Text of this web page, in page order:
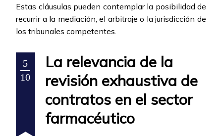
Estas cláusulas pueden contemplar la posibilidad de
recurrir a la mediación, el arbitraje o la jurisdicción de
los tribunales competentes.
5
10
La relevancia de la
revisión exhaustiva de
contratos en el sector
farmacéutico